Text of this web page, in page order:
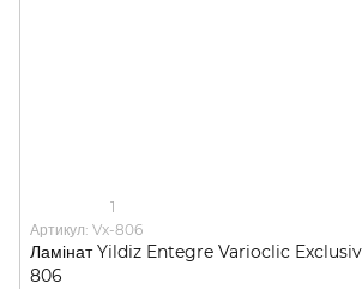
1
Артикул: Vx-806
Ламінат Yildiz Entegre Varioclic
806